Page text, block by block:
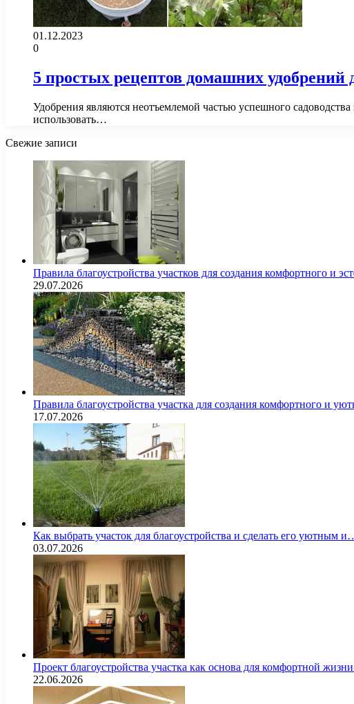
01.12.2023
0
5 простых рецептов домашних удобрений
Удобрения являются неотъемлемой частью успешного
использовать…
Свежие записи
Правила благоустройства участков для создания комфортного и
29.07.2026
Правила благоустройства участка для создания комфортного и
17.07.2026
Как выбрать участок для благоустройства и сделать его уютным
03.07.2026
Проект благоустройства участка как основа для комфортной
22.06.2026